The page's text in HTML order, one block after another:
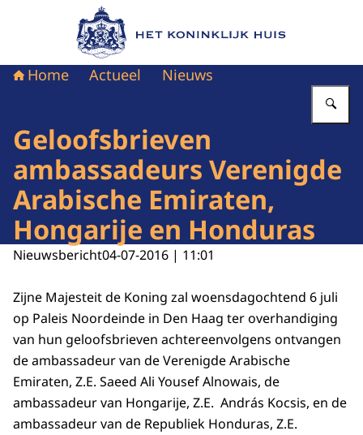
Naar de homepage van Het Koninklijk Huis
Home Actueel Nieuws
Geloofsbrieven
ambassadeurs Verenigde
Arabische Emiraten,
Hongarije en Honduras
Nieuwsbericht04-07-2016 | 11:01
Zijne Majesteit de Koning zal woensdagochtend 6 juli
op Paleis Noordeinde in Den Haag ter overhandiging
van hun geloofsbrieven achtereenvolgens ontvangen
de ambassadeur van de Verenigde Arabische
Emiraten, Z.E. Saeed Ali Yousef Alnowais, de
ambassadeur van Hongarije, Z.E. András Kocsis, en de
ambassadeur van de Republiek Honduras, Z.E.